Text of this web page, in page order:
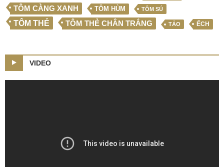
TÔM CÀNG XANH TÔM HÙM TÔM SÚ
TÔM THẺ TÔM THẺ CHÂN TRẮNG TẢO ẾCH
VIDEO